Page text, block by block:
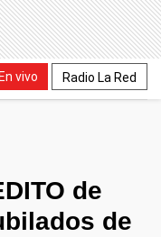
vivo Radio La Red
de
de